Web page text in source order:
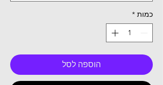
כמות *
הוספה לסל